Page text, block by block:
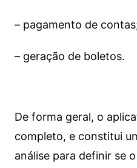
– pagamento de
– geração de boletos.
De forma geral, o
completo, e constitui
análise para definir se